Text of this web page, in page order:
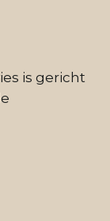
is gericht